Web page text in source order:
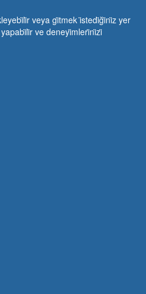
veya gi̇tmek i̇stedi̇ği̇ni̇z yer
ve deneyi̇mleri̇ni̇zi̇